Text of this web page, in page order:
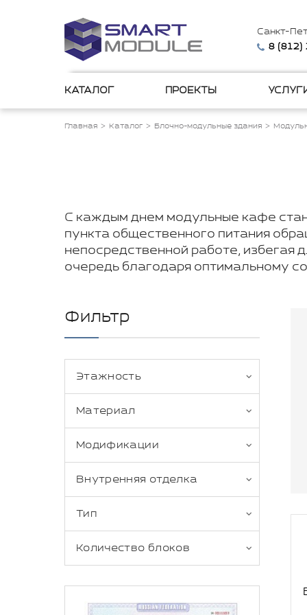
Санкт-
8 (812)
КАТАЛОГ ПРОЕКТЫ
Главная Каталог Блочно-модульные здания
С каждым днем модульные кафе
пункта общественного питания
непосредственной работе, избегая
очередь благодаря оптимальному
Фильтр
Этажность
Материал
Модификации
Внутренняя отделка
Тип
Количество блоков